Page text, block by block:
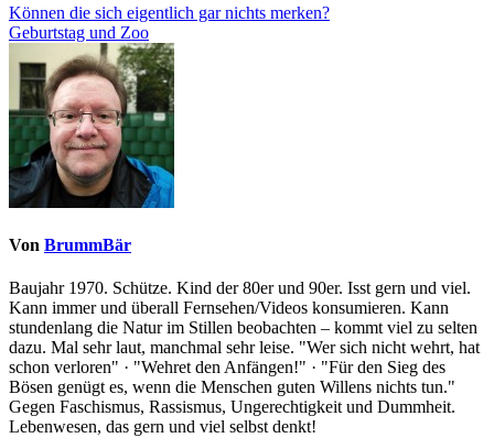
Beitragsnavigation
Können die sich eigentlich gar nichts merken?
Geburtstag und Zoo
Von BrummBär
Baujahr 1970. Schütze. Kind der 80er und 90er. Isst gern und viel.
Kann immer und überall Fernsehen/Videos konsumieren. Kann
stundenlang die Natur im Stillen beobachten – kommt viel zu selten
dazu. Mal sehr laut, manchmal sehr leise. "Wer sich nicht wehrt, hat
schon verloren" · "Wehret den Anfängen!" · "Für den Sieg des
Bösen genügt es, wenn die Menschen guten Willens nichts tun."
Gegen Faschismus, Rassismus, Ungerechtigkeit und Dummheit.
Lebenwesen, das gern und viel selbst denkt!